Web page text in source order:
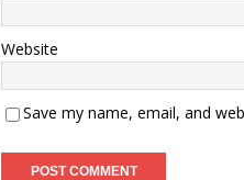
Website
Save my name, email, and